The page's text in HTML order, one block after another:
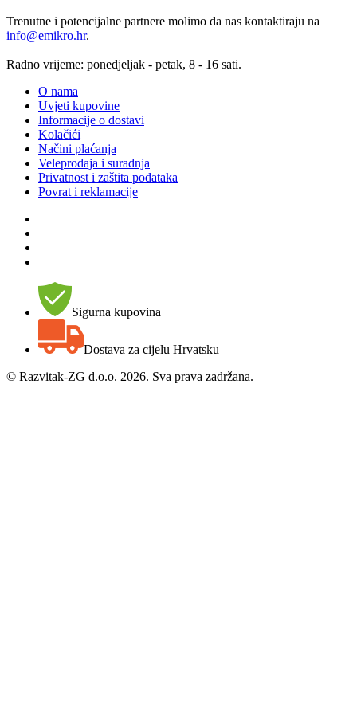
Trenutne i potencijalne partnere molimo da nas kontaktiraju na
info@emikro.hr.
Radno vrijeme: ponedjeljak - petak, 8 - 16 sati.
O nama
Uvjeti kupovine
Informacije o dostavi
Kolačići
Načini plaćanja
Veleprodaja i suradnja
Privatnost i zaštita podataka
Povrat i reklamacije
Sigurna kupovina
Dostava za cijelu Hrvatsku
© Razvitak-ZG d.o.o. 2026. Sva prava zadržana.